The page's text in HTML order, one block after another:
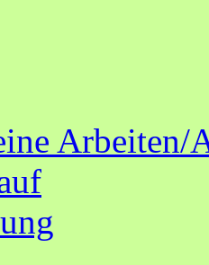
Arbeiten/